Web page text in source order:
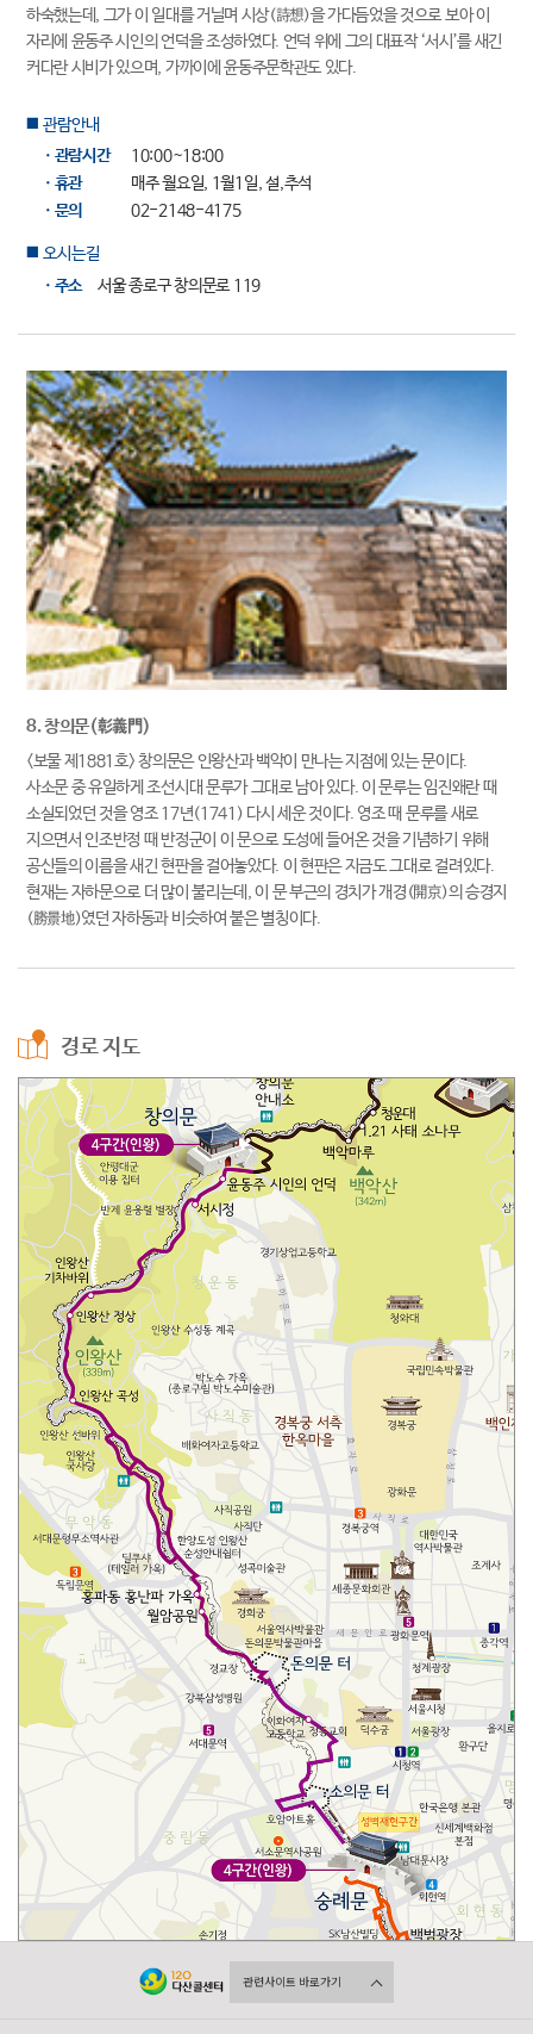
하숙했는데, 그가 이 일대를 거닐며 시상(詩想)을 가다듬었을 것으로 보아 이
자리에 윤동주 시인의 언덕을 조성하였다. 언덕 위에 그의 대표작 ‘서시’를 새긴
커다란 시비가 있으며, 가까이에 윤동주문학관도 있다.
■ 관람안내
ㆍ관람시간
10:00~18:00
ㆍ휴관
매주 월요일, 1월1일, 설,추석
ㆍ문의
02-2148-4175
오시는길
ㆍ주소
서울 종로구 창의문로 119
8. 창의문(彰義門)
<보물 제1881호> 창의문은 인왕산과 백악이 만나는 지점에 있는 문이다.
사소문 중 유일하게 조선시대 문루가 그대로 남아 있다. 이 문루는 임진왜란 때
소실되었던 것을 영조 17년(1741) 다시 세운 것이다. 영조 때 문루를 새로
지으면서 인조반정 때 반정군이 이 문으로 도성에 들어온 것을 기념하기 위해
공신들의 이름을 새긴 현판을 걸어놓았다. 이 현판은 지금도 그대로 걸려있다.
현재는 자하문으로 더 많이 불리는데, 이 문 부근의 경치가 개경(開京)의 승경지
(勝景地)였던 자하동과 비슷하여 붙은 별칭이다.
경로 지도
관련사이트 바로가기